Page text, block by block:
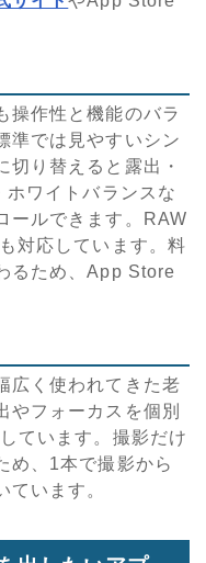
操作性と機能のバラ
準では見やすいシン
切り替えると露出・
ホワイトバランスな
ールできます。RAW
対応しています。料
るため、App Store
広く使われてきた老
やフォーカスを個別
ています。撮影だけ
め、1本で撮影から
ています。